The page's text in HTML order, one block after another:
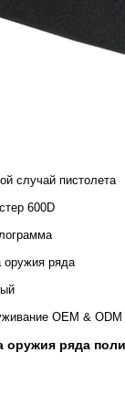
случай пистолета
600D
оружия ряда
OEM & ODM
оружия ряда